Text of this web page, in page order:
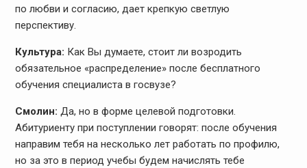
по любви и согласию, дает крепкую светлую
перспективу.
Культура: Как Вы думаете, стоит ли возродить
обязательное «распределение» после бесплатного
обучения специалиста в госвузе?
Смолин: Да, но в форме целевой подготовки.
Абитуриенту при поступлении говорят: после обучения
направим тебя на несколько лет работать по профилю,
но за это в период учебы будем начислять тебе